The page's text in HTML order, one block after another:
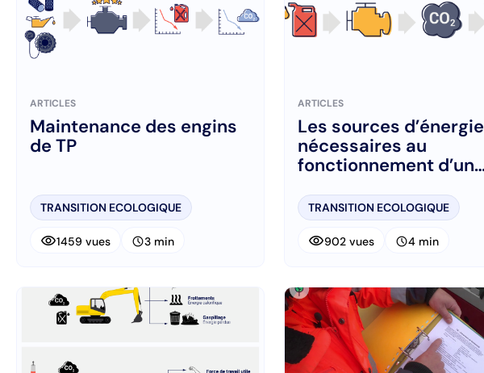
ARTICLES
Maintenance des engins
de TP
TRANSITION ECOLOGIQUE
visibility1459 vues schedule3 min
ARTICLES
Les sources d’énergie
nécessaires au
fonctionnement d’un
TRANSITION ECOLOGIQUE
visibility902 vues schedule4 min